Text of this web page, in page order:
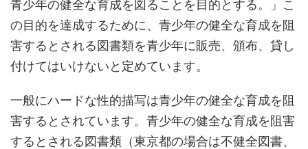
青少年の健全な育成を図ることを目的とする。」こ
の目的を達成するために、青少年の健全な育成を阻
害するとされる図書類を青少年に販売、頒布、貸し
付けてはいけないと定めています。
一般にハードな性的描写は青少年の健全な育成を阻
害するとされています。青少年の健全な育成を阻害
するとされる図書類（東京都の場合は不健全図書、